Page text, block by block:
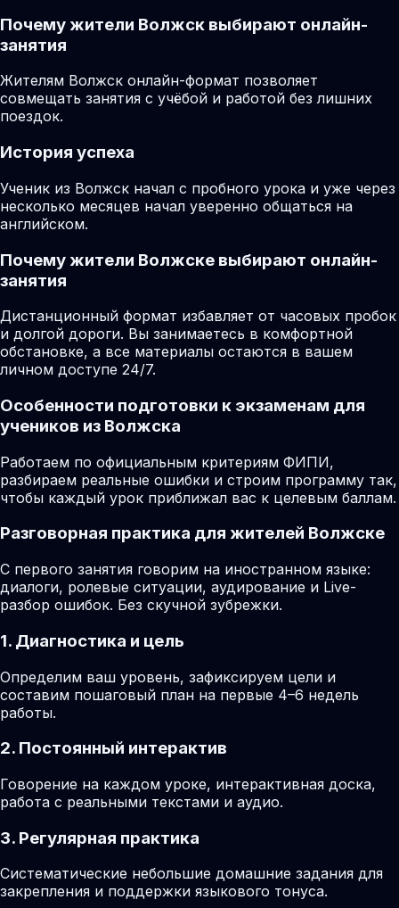
Почему жители Волжск выбирают онлайн-
занятия
Жителям Волжск онлайн-формат позволяет
совмещать занятия с учёбой и работой без лишних
поездок.
История успеха
Ученик из Волжск начал с пробного урока и уже через
несколько месяцев начал уверенно общаться на
английском.
Почему жители Волжске выбирают онлайн-
занятия
Дистанционный формат избавляет от часовых пробок
и долгой дороги. Вы занимаетесь в комфортной
обстановке, а все материалы остаются в вашем
личном доступе 24/7.
Особенности подготовки к экзаменам для
учеников из Волжска
Работаем по официальным критериям ФИПИ,
разбираем реальные ошибки и строим программу так,
чтобы каждый урок приближал вас к целевым баллам.
Разговорная практика для жителей Волжске
С первого занятия говорим на иностранном языке:
диалоги, ролевые ситуации, аудирование и Live-
разбор ошибок. Без скучной зубрежки.
1. Диагностика и цель
Определим ваш уровень, зафиксируем цели и
составим пошаговый план на первые 4–6 недель
работы.
2. Постоянный интерактив
Говорение на каждом уроке, интерактивная доска,
работа с реальными текстами и аудио.
3. Регулярная практика
Систематические небольшие домашние задания для
закрепления и поддержки языкового тонуса.